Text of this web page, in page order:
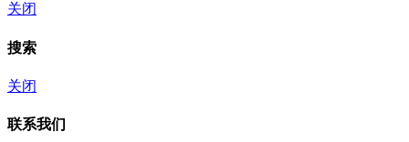
关闭
搜索
关闭
联系我们